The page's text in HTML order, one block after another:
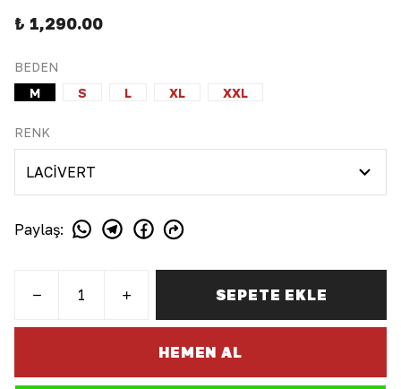
₺ 1,290.00
BEDEN
M
S L XL XXL
RENK
Paylaş:
SEPETE EKLE
HEMEN AL